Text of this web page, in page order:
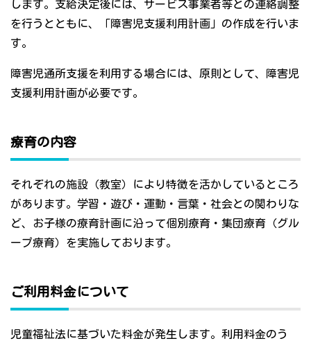
します。支給決定後には、サービス事業者等との連絡調整
を行うとともに、「障害児支援利用計画」の作成を行いま
す。
障害児通所支援を利用する場合には、原則として、障害児
支援利用計画が必要です。
療育の内容
それぞれの施設（教室）により特徴を活かしているところ
があります。学習・遊び・運動・言葉・社会との関わりな
ど、お子様の療育計画に沿って個別療育・集団療育（グル
ープ療育）を実施しております。
ご利用料金について
児童福祉法に基づいた料金が発生します。利用料金のう